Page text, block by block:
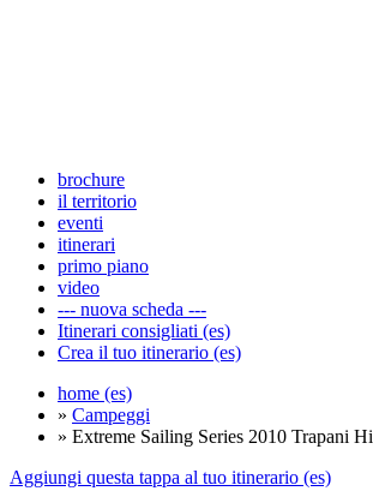
brochure
il territorio
eventi
itinerari
primo piano
video
--- nuova scheda ---
Itinerari consigliati (es)
Crea il tuo itinerario (es)
home (es)
» Campeggi
» Extreme Sailing Series 2010 Trapani
Aggiungi questa tappa al tuo itinerario (es)